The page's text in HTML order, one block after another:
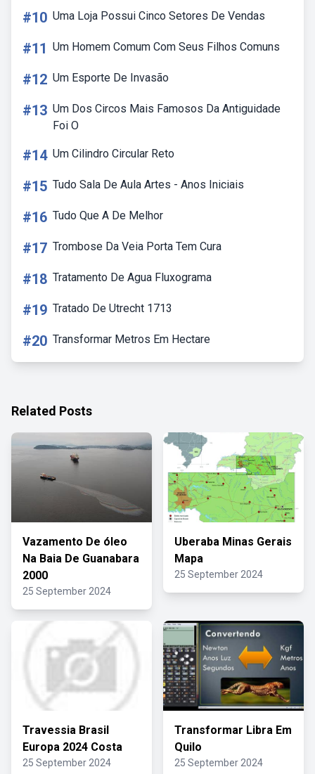
#10 Uma Loja Possui Cinco Setores De Vendas
#11 Um Homem Comum Com Seus Filhos Comuns
#12 Um Esporte De Invasão
#13 Um Dos Circos Mais Famosos Da Antiguidade
Foi O
#14 Um Cilindro Circular Reto
#15 Tudo Sala De Aula Artes - Anos Iniciais
#16 Tudo Que A De Melhor
#17 Trombose Da Veia Porta Tem Cura
#18 Tratamento De Agua Fluxograma
#19 Tratado De Utrecht 1713
#20 Transformar Metros Em Hectare
Related Posts
Vazamento De óleo
Na Baia De Guanabara
2000
25 September 2024
Uberaba Minas Gerais
Mapa
25 September 2024
Travessia Brasil
Europa 2024 Costa
25 September 2024
Transformar Libra Em
Quilo
25 September 2024